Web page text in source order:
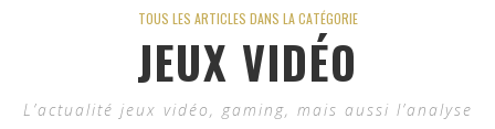
TOUS LES ARTICLES DANS LA CATÉGORIE
JEUX VIDÉO
L’actualité jeux vidéo, gaming, mais aussi l’analyse